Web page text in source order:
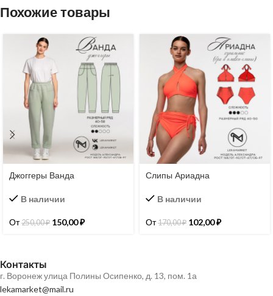
Похожие товары
Джоггеры Ванда
В наличии
От250,00₽ 150,00₽
Слипы Ариадна
В наличии
От170,00₽ 102,00₽
Контакты
г. Воронеж улица Полины Осипенко, д. 13, пом. 1а
lekamarket@mail.ru